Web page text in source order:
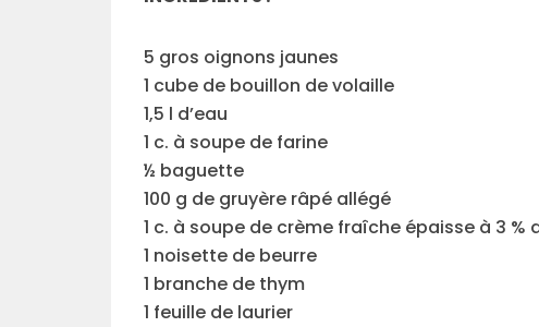
5 gros oignons jaunes
1 cube de bouillon de volaille
1,5 l d’eau
1 c. à soupe de farine
½ baguette
100 g de gruyère râpé allégé
1 c. à soupe de crème fraîche épaisse à 3 %
1 noisette de beurre
1 branche de thym
1 feuille de laurier